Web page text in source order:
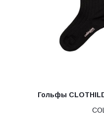
Гольфы